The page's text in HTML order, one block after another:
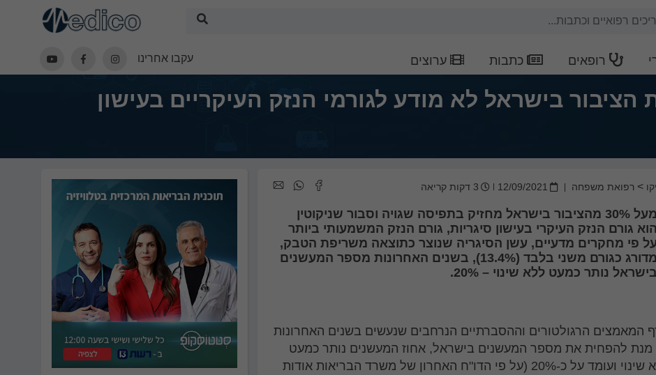
רופאים כתבות ערוצים עקבו אחרינו
בישראל לא מודע לגורמי הנזק העיקריים בעישון
> רפואת משפחה 12/09/2021 3 דקות קריאה
מעל 30% מהציבור בישראל מחזיק בתפיסה שגויה וסבור שניקוטין
הוא גורם הנזק העיקרי בעישון סיגריות, גורם הנזק המשמעותי ביותר
על פי מחקרים מדעיים, עשן הסיגריה שנוצר כתוצאה משריפת הטבק,
מדורג כגורם משני בלבד (13.4%),
בשנים האחרונות מספר המעשנים
בישראל נותר כמעט ללא שינוי – 20%.
המאמצים הרגולטורים וההסברתיים הנרחבים שנעשים בשנים האחרונות
מנת להפחית את מספר המעשנים בישראל, אחוז המעשנים נותר כמעט
ללא שינוי ועומד על כ-20% (על פי הדו"ח האחרון של משרד הבריאות אודות